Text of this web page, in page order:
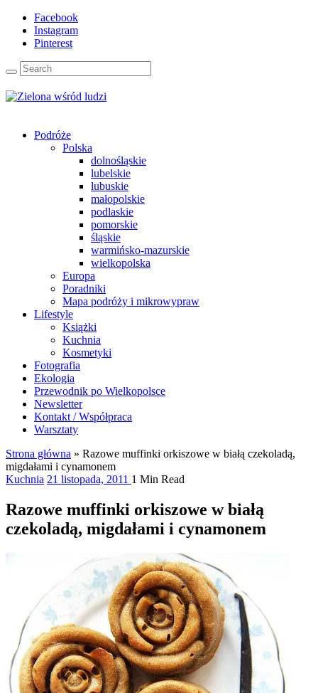
Facebook
Instagram
Pinterest
Podróże
Polska
dolnośląskie
lubelskie
lubuskie
małopolskie
podlaskie
pomorskie
śląskie
warmińsko-mazurskie
wielkopolska
Europa
Poradniki
Mapa podróży i mikrowypraw
Lifestyle
Książki
Kuchnia
Kosmetyki
Fotografia
Ekologia
Przewodnik po Wielkopolsce
Newsletter
Kontakt / Współpraca
Warsztaty
Strona główna » Razowe muffinki orkiszowe w białą czekoladą,
migdałami i cynamonem
Kuchnia 21 listopada, 2011 1 Min Read
Razowe muffinki orkiszowe w białą
czekoladą, migdałami i cynamonem